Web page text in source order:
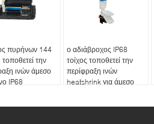
πυρήνων 144
την
ινών άμεσο
IP68
ο αδιάβροχος IP68
τοίχος τοποθετεί την
περίφραξη ινών
heatshrink για άμεσο